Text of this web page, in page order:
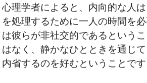
心理学者によると、内向的な人
を処理するために一人の時間を
は彼らが非社交的であるという
はなく、静かなひとときを通じて
内省するのを好むということです